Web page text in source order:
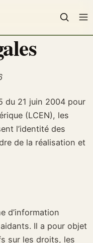
du 21 juin 2004 pour
(LCEN), les
l’identité des
de la réalisation et
d’information
Il a pour objet
sur les droits, les